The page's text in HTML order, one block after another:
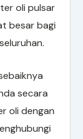
oli pulsar
besar bagi
secara
oli dengan